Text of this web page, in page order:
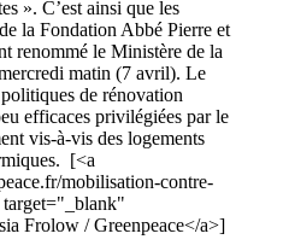
». C’est ainsi que les
la Fondation Abbé Pierre et
renommé le Ministère de la
matin (7 avril). Le
de rénovation
efficaces privilégiées par le
vis-à-vis des logements
[<a
mobilisation-contre-
target="_blank"
Frolow / Greenpeace</a>]